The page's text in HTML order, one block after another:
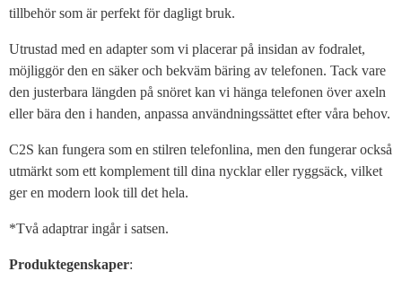
tillbehör som är perfekt för dagligt bruk.
Utrustad med en adapter som vi placerar på insidan av fodralet,
möjliggör den en säker och bekväm bäring av telefonen. Tack vare
den justerbara längden på snöret kan vi hänga telefonen över axeln
eller bära den i handen, anpassa användningssättet efter våra behov.
C2S kan fungera som en stilren telefonlina, men den fungerar också
utmärkt som ett komplement till dina nycklar eller ryggsäck, vilket
ger en modern look till det hela.
*Två adaptrar ingår i satsen.
Produktegenskaper: